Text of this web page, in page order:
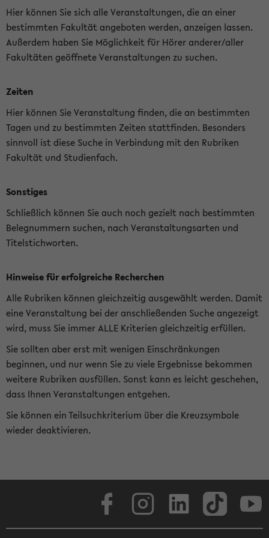
Hier können Sie sich alle Veranstaltungen, die an einer
bestimmten Fakultät angeboten werden, anzeigen lassen.
Außerdem haben Sie Möglichkeit für Hörer anderer/aller
Fakultäten geöffnete Veranstaltungen zu suchen.
Zeiten
Hier können Sie Veranstaltung finden, die an bestimmten
Tagen und zu bestimmten Zeiten stattfinden. Besonders
sinnvoll ist diese Suche in Verbindung mit den Rubriken
Fakultät und Studienfach.
Sonstiges
Schließlich können Sie auch noch gezielt nach bestimmten
Belegnummern suchen, nach Veranstaltungsarten und
Titelstichworten.
Hinweise für erfolgreiche Recherchen
Alle Rubriken können gleichzeitig ausgewählt werden. Damit
eine Veranstaltung bei der anschließenden Suche angezeigt
wird, muss Sie immer ALLE Kriterien gleichzeitig erfüllen.
Sie sollten aber erst mit wenigen Einschränkungen
beginnen, und nur wenn Sie zu viele Ergebnisse bekommen
weitere Rubriken ausfüllen. Sonst kann es leicht geschehen,
dass Ihnen Veranstaltungen entgehen.
Sie können ein Teilsuchkriterium über die Kreuzsymbole
wieder deaktivieren.